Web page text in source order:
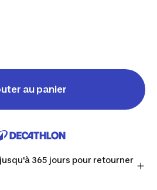
au panier
365 jours pour retourner